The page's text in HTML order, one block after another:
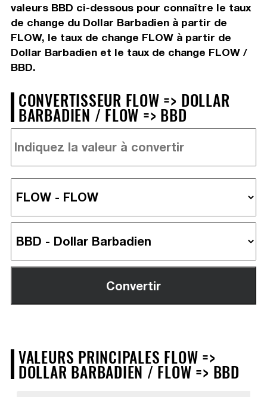
valeurs BBD ci-dessous pour connaître le taux
de change du Dollar Barbadien à partir de
FLOW, le taux de change FLOW à partir de
Dollar Barbadien et le taux de change FLOW /
BBD.
CONVERTISSEUR FLOW => DOLLAR
BARBADIEN / FLOW => BBD
VALEURS PRINCIPALES FLOW =>
DOLLAR BARBADIEN / FLOW => BBD